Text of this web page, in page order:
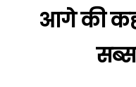
आगे की